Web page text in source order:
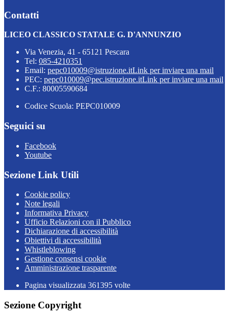
Contatti
LICEO CLASSICO STATALE G. D'ANNUNZIO
Via Venezia, 41 - 65121 Pescara
Tel: 085-4210351
Email: pepc010009@istruzione.itLink per inviare una mail
PEC: pepc010009@pec.istruzione.itLink per inviare una mail
C.F.: 80005590684
Codice Scuola: PEPC010009
Seguici su
Facebook
Youtube
Sezione Link Utili
Cookie policy
Note legali
Informativa Privacy
Ufficio Relazioni con il Pubblico
Dichiarazione di accessibilità
Obiettivi di accessibilità
Whistleblowing
Gestione consensi cookie
Amministrazione trasparente
Pagina visualizzata 361395 volte
Sezione Copyright